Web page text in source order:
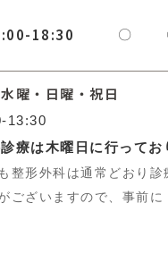
18:30 〇
曜・日曜・祝日
療は木曜日に行ってお
整形外科は通常どおり診
ございますので、事前に